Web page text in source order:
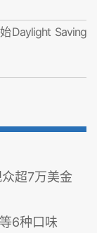
Daylight Saving
超7万美金
6种口味